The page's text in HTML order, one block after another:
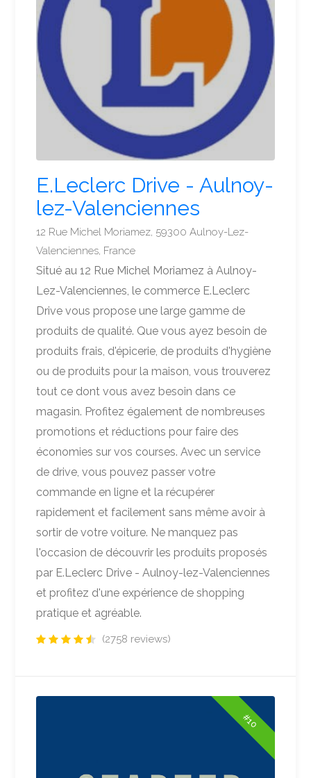
E.Leclerc Drive - Aulnoy-
lez-Valenciennes
12 Rue Michel Moriamez, 59300 Aulnoy-Lez-
Valenciennes, France
Situé au 12 Rue Michel Moriamez à Aulnoy-
Lez-Valenciennes, le commerce E.Leclerc
Drive vous propose une large gamme de
produits de qualité. Que vous ayez besoin de
produits frais, d'épicerie, de produits d'hygiène
ou de produits pour la maison, vous trouverez
tout ce dont vous avez besoin dans ce
magasin. Profitez également de nombreuses
promotions et réductions pour faire des
économies sur vos courses. Avec un service
de drive, vous pouvez passer votre
commande en ligne et la récupérer
rapidement et facilement sans même avoir à
sortir de votre voiture. Ne manquez pas
l'occasion de découvrir les produits proposés
par E.Leclerc Drive - Aulnoy-lez-Valenciennes
et profitez d'une expérience de shopping
pratique et agréable.
(2758 reviews)
#10